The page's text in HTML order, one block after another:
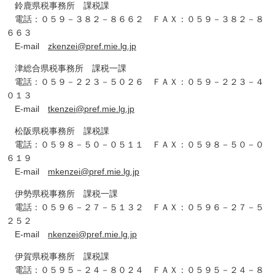
鈴鹿県税事務所 課税課
電話：０５９－３８２－８６６２ ＦＡＸ：０５９－３８２－８
６６３
E-mail zkenzei@pref.mie.lg.jp
津総合県税事務所 課税一課
電話：０５９－２２３－５０２６ ＦＡＸ：０５９－２２３－４
０１３
E-mail tkenzei@pref.mie.lg.jp
松阪県税事務所 課税課
電話：０５９８－５０－０５１１ ＦＡＸ：０５９８－５０－０
６１９
E-mail mkenzei@pref.mie.lg.jp
伊勢県税事務所 課税一課
電話：０５９６－２７－５１３２ ＦＡＸ：０５９６－２７－５
２５２
E-mail nkenzei@pref.mie.lg.jp
伊賀県税事務所 課税課
電話：０５９５－２４－８０２４ ＦＡＸ：０５９５－２４－８